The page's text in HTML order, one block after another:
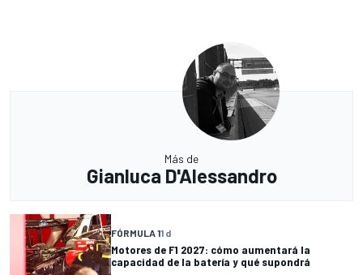
Más de
Gianluca D'Alessandro
FÓRMULA 11 d
Motores de F1 2027: cómo aumentará la
capacidad de la batería y qué supondrá